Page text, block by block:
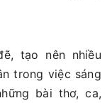
tạo nên nhiều
trong việc sáng
bài thơ, ca,